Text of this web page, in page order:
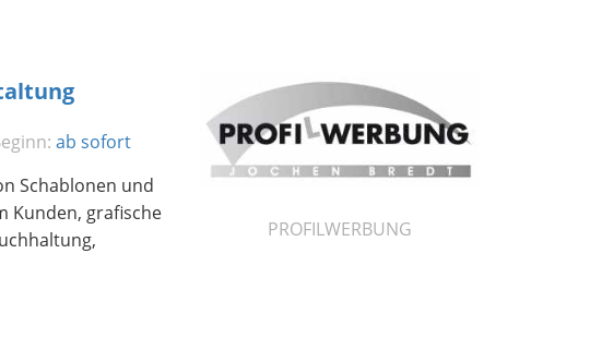
ab sofort
Schablonen und
Kunden, grafische
PROFILWERBUNG